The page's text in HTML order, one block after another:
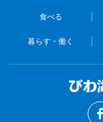
食べる
暮らす・働く